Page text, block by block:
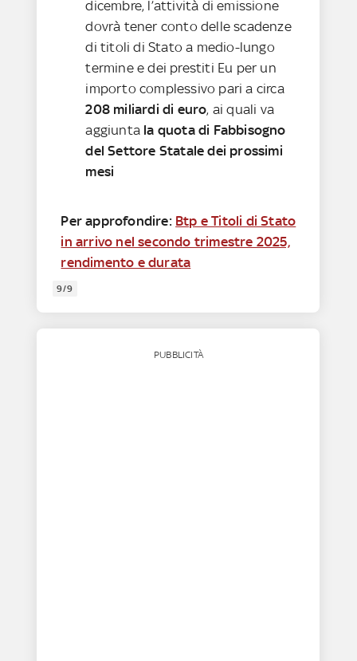
dicembre, l’attività di emissione
dovrà tener conto delle scadenze
di titoli di Stato a medio-lungo
termine e dei prestiti Eu per un
importo complessivo pari a circa
208 miliardi di euro, ai quali va
aggiunta la quota di Fabbisogno
del Settore Statale dei prossimi
mesi
Per approfondire: Btp e Titoli di Stato
in arrivo nel secondo trimestre 2025,
rendimento e durata
9/9
PUBBLICITÀ